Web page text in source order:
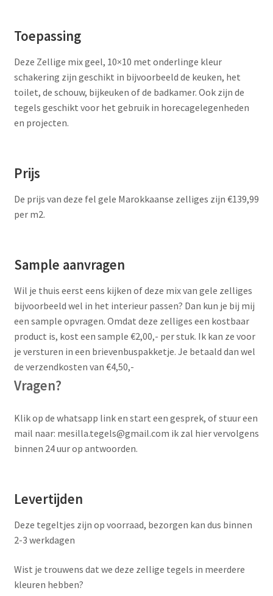
Toepassing
Deze Zellige mix geel, 10×10 met onderlinge kleur
schakering zijn geschikt in bijvoorbeeld de keuken, het
toilet, de schouw, bijkeuken of de badkamer. Ook zijn de
tegels geschikt voor het gebruik in horecagelegenheden
en projecten.
Prijs
De prijs van deze fel gele Marokkaanse zelliges zijn €139,99
per m2.
Sample aanvragen
Wil je thuis eerst eens kijken of deze mix van gele zelliges
bijvoorbeeld wel in het interieur passen? Dan kun je bij mij
een sample opvragen. Omdat deze zelliges een kostbaar
product is, kost een sample €2,00,- per stuk. Ik kan ze voor
je versturen in een brievenbuspakketje. Je betaald dan wel
de verzendkosten van €4,50,-
Vragen?
Klik op de whatsapp link en start een gesprek, of stuur een
mail naar: mesilla.tegels@gmail.com ik zal hier vervolgens
binnen 24 uur op antwoorden.
Levertijden
Deze tegeltjes zijn op voorraad, bezorgen kan dus binnen
2-3 werkdagen
Wist je trouwens dat we deze zellige tegels in meerdere
kleuren hebben?